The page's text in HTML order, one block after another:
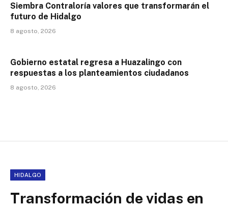
Siembra Contraloría valores que transformarán el
futuro de Hidalgo
8 agosto, 2026
Gobierno estatal regresa a Huazalingo con
respuestas a los planteamientos ciudadanos
8 agosto, 2026
HIDALGO
Transformación de vidas en